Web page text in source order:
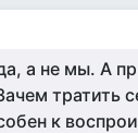
а не мы. А
тратить
к